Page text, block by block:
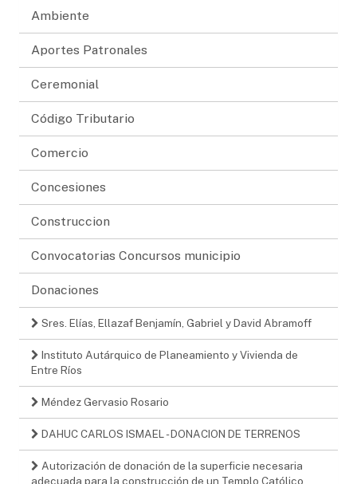
Ambiente
Aportes Patronales
Ceremonial
Código Tributario
Comercio
Concesiones
Construccion
Convocatorias Concursos municipio
Donaciones
Sres. Elías, Ellazaf Benjamín, Gabriel y David Abramoff
Instituto Autárquico de Planeamiento y Vivienda de
Entre Ríos
Méndez Gervasio Rosario
DAHUC CARLOS ISMAEL - DONACION DE TERRENOS
Autorización de donación de la superficie necesaria
adecuada para la construcción de un Templo Católico